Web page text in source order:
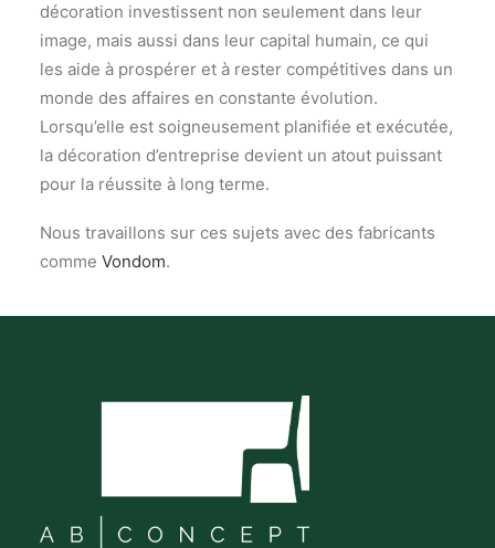
décoration investissent non seulement dans leur
image, mais aussi dans leur capital humain, ce qui
les aide à prospérer et à rester compétitives dans un
monde des affaires en constante évolution.
Lorsqu’elle est soigneusement planifiée et exécutée,
la décoration d’entreprise devient un atout puissant
pour la réussite à long terme.
Nous travaillons sur ces sujets avec des fabricants
comme Vondom.